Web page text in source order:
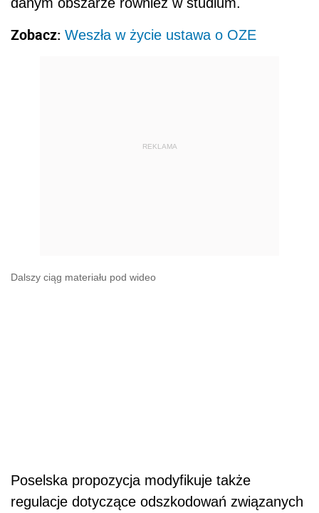
Zobacz: Weszła w życie ustawa o OZE
REKLAMA
Dalszy ciąg materiału pod wideo
Poselska propozycja modyfikuje także
regulacje dotyczące odszkodowań związanych